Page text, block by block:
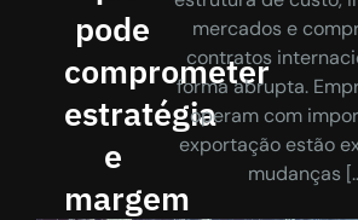
pode
comprometer
estratégia
e
margem
mercados e
contratos
forma abrupta.
operam com
exportação estão
mudanças